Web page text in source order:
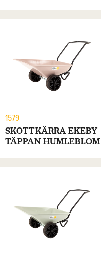
1579
SKOTTKÄRRA EKEBY
TÄPPAN HUMLEBLOM